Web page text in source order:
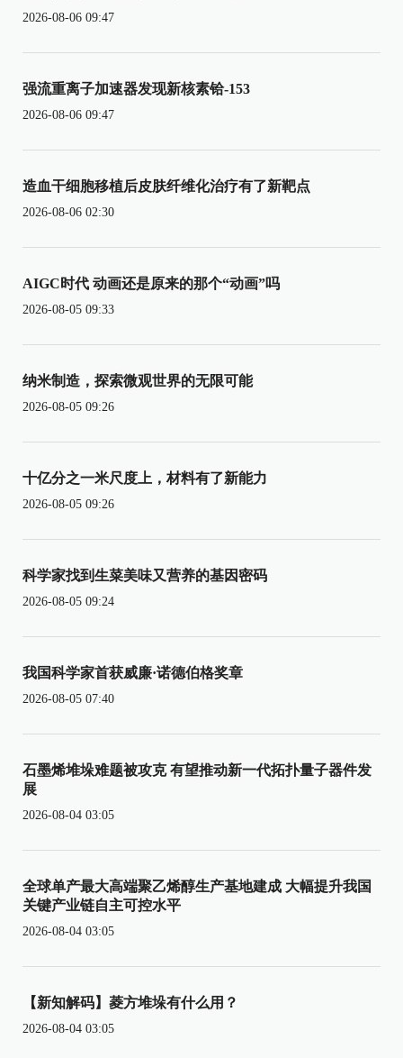
2026-08-06 09:47
强流重离子加速器发现新核素铪-153
2026-08-06 09:47
造血干细胞移植后皮肤纤维化治疗有了新靶点
2026-08-06 02:30
AIGC时代 动画还是原来的那个“动画”吗
2026-08-05 09:33
纳米制造，探索微观世界的无限可能
2026-08-05 09:26
十亿分之一米尺度上，材料有了新能力
2026-08-05 09:26
科学家找到生菜美味又营养的基因密码
2026-08-05 09:24
我国科学家首获威廉·诺德伯格奖章
2026-08-05 07:40
石墨烯堆垛难题被攻克 有望推动新一代拓扑量子器件发
展
2026-08-04 03:05
全球单产最大高端聚乙烯醇生产基地建成 大幅提升我国
关键产业链自主可控水平
2026-08-04 03:05
【新知解码】菱方堆垛有什么用？
2026-08-04 03:05